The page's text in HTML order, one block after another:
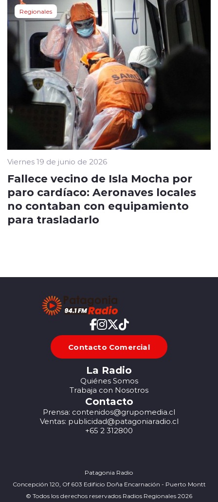
Regionales
Viernes 19 de junio de 2026
Fallece vecino de Isla Mocha por
paro cardíaco: Aeronaves locales
no contaban con equipamiento
para trasladarlo
Contacto Comercial
La Radio
Quiénes Somos
Trabaja con Nosotros
Contacto
Prensa: contenidos@grupomedia.cl
Ventas: publicidad@patagoniaradio.cl
+65 2 312800
Patagonia Radio
Concepción 120, Of 603 Edificio Doña Encarnación - Puerto Montt
© Todos los derechos reservados Radios Regionales 2026